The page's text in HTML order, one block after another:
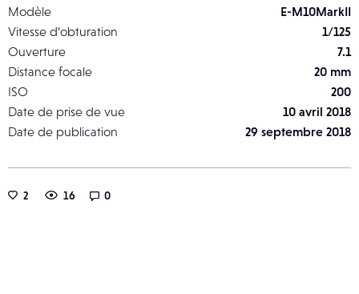
Modèle
E-M10MarkII
Vitesse d’obturation
1/125
Ouverture
7.1
Distance focale
20 mm
ISO
200
Date de prise de vue
10 avril 2018
Date de publication
29 septembre 2018
2 16 0